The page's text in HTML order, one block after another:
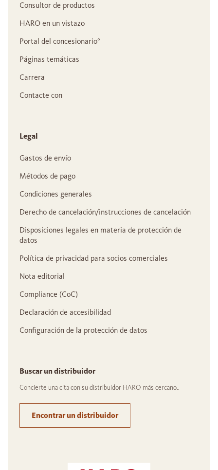
Consultor de productos
HARO en un vistazo
Portal del concesionario°
Páginas temáticas
Carrera
Contacte con
Legal
Gastos de envío
Métodos de pago
Condiciones generales
Derecho de cancelación/instrucciones de cancelación
Disposiciones legales en materia de protección de
datos
Política de privacidad para socios comerciales
Nota editorial
Compliance (CoC)
Declaración de accesibilidad
Configuración de la protección de datos
Buscar un distribuidor
Concierte una cita con su distribuidor HARO más cercano..
Encontrar un distribuidor